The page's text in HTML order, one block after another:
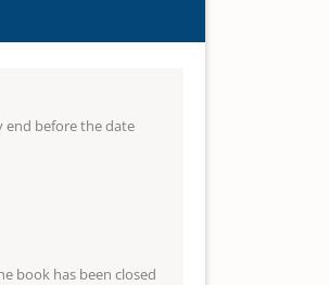
end before the date
book has been closed